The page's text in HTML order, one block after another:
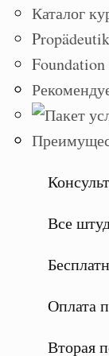
Каталог
Все
Оплата
Вторая